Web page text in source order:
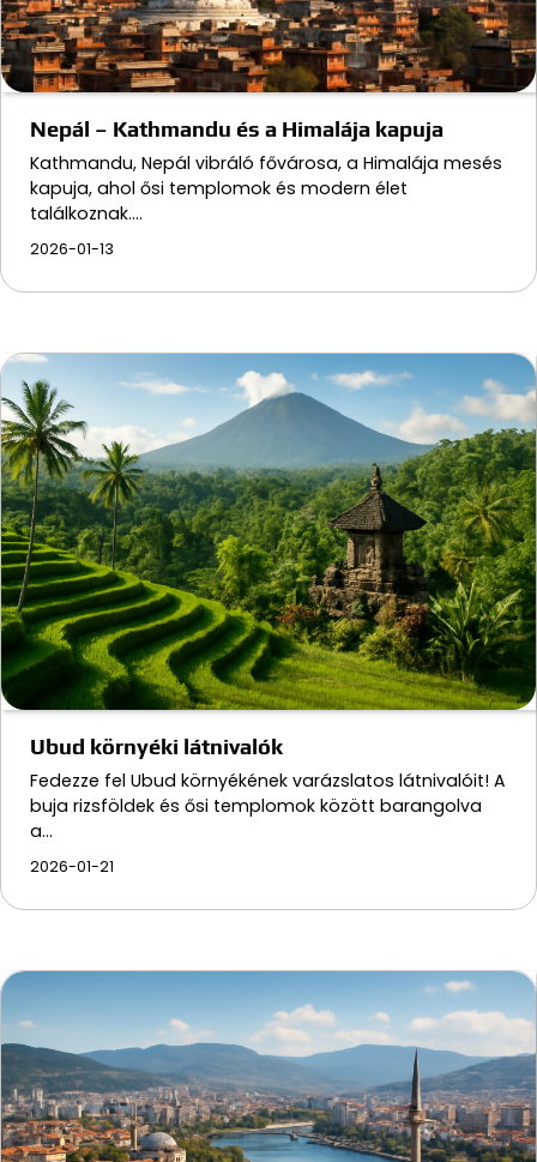
Nepál – Kathmandu és a Himalája kapuja
Kathmandu, Nepál vibráló fővárosa, a Himalája mesés
kapuja, ahol ősi templomok és modern élet
találkoznak.…
2026-01-13
Ubud környéki látnivalók
Fedezze fel Ubud környékének varázslatos látnivalóit! A
buja rizsföldek és ősi templomok között barangolva
a…
2026-01-21